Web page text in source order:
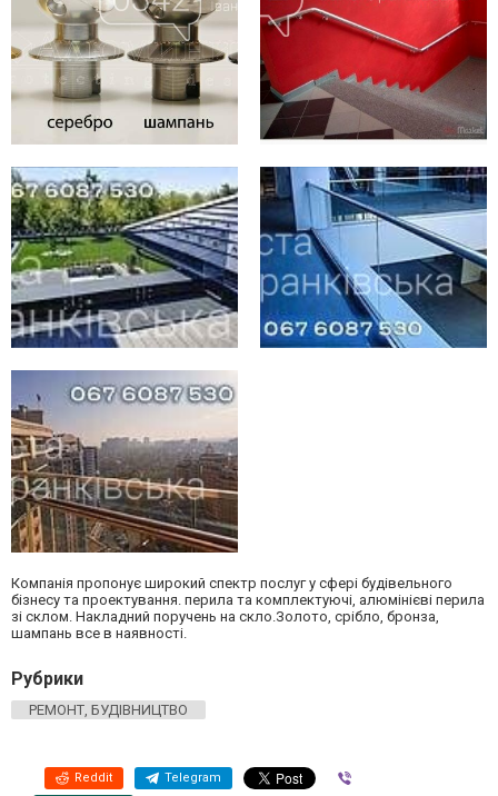
Компанія пропонує широкий спектр послуг у сфері будівельного
бізнесу та проектування. перила та комплектуючі, алюмінієві перила
зі склом. Накладний поручень на скло.Золото, срібло, бронза,
шампань все в наявності.
Рубрики
РЕМОНТ, БУДІВНИЦТВО
Reddit Telegram